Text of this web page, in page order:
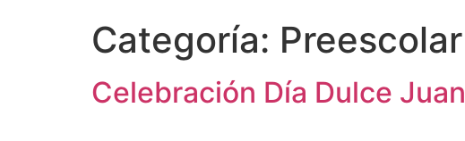
Categoría: Preescolar
Celebración Día Dulce